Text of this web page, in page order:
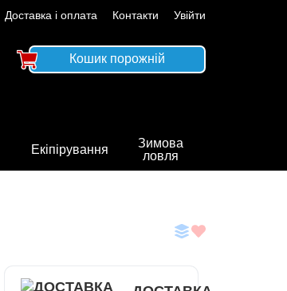
Увійти
Доставка і оплата Контакти
Кошик порожній
Екіпірування
Зимова
ловля